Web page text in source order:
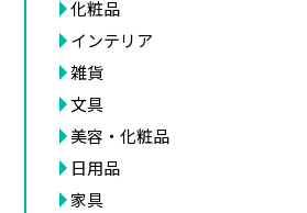
化粧品
インテリア
雑貨
文具
美容・化粧品
日用品
家具